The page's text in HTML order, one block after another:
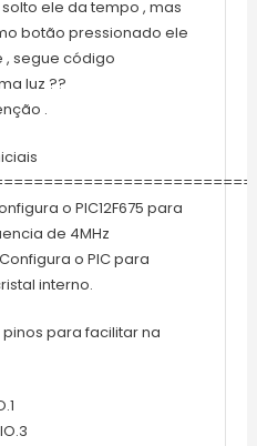
ele da tempo , mas
botão pressionado ele
segue código
luz ??
.
o PIC12F675 para
de 4MHz
o PIC para
interno.
para facilitar na